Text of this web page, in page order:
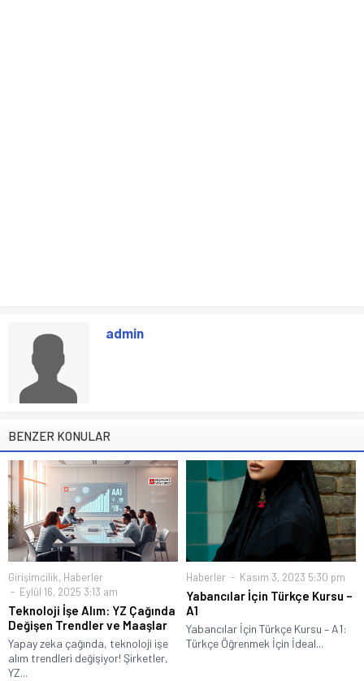
admin
BENZER KONULAR
Girişimcilik, Haberler
Eylül 16, 2025 3:13 am
Teknoloji İşe Alım: YZ Çağında
Değişen Trendler ve Maaşlar
Yapay zeka çağında, teknoloji işe
alım trendleri değişiyor! Şirketler,
YZ...
Haberler Kasım 3, 2023 5:30 pm
Yabancılar İçin Türkçe Kursu –
A1
Yabancılar İçin Türkçe Kursu – A1:
Türkçe Öğrenmek İçin İdeal...